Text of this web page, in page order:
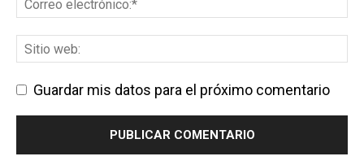
Guardar mis datos para el próximo comentario